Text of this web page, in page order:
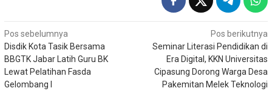
Navigasi
pos
Pos sebelumnya
Disdik Kota Tasik Bersama
BBGTK Jabar Latih Guru BK
Lewat Pelatihan Fasda
Gelombang I
Pos berikutnya
Seminar Literasi Pendidikan di
Era Digital, KKN Universitas
Cipasung Dorong Warga Desa
Pakemitan Melek Teknologi